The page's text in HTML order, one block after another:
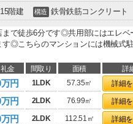
15階建 構造 鉄骨鉄筋コンクリート
まで徒歩6分です◎共用部にはエレベ
す◎こちらのマンションには機械式
礼金 間取り 面積 詳
円 1LDK 57.35㎡ 詳細
円 2LDK 76.99㎡ 詳細
円 2LDK 112.51㎡ 詳細